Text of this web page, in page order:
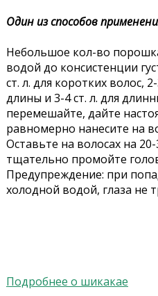
Один из способов
Небольшое кол-во
водой до консистенции
ст. л. для коротких волос,
длины и 3-4 ст. л. для
перемешайте, дайте
равномерно нанесите на
Оставьте на волосах на
тщательно промойте
Предупреждение: при
холодной водой, глаза не
Подробнее о шикакае